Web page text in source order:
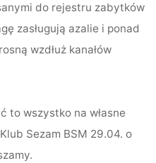
do rejestru zabytków
zasługują azalie i ponad
wzdłuż kanałów
to wszystko na własne
Sezam BSM 29.04. o